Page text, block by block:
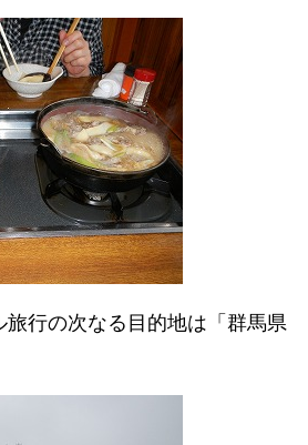
旅行の次なる目的地は「群馬県